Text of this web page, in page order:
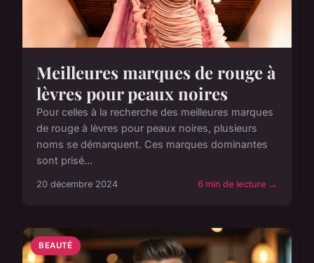
Meilleures marques de rouge à
lèvres pour peaux noires
Pour celles à la recherche des meilleures marques
de rouge à lèvres pour peaux noires, plusieurs
noms se démarquent. Ces marques dominantes
sont prisé...
20 décembre 2024 6 min de lecture →
BEAUTÉ